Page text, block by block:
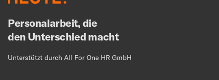
Personalarbeit, die
den Unterschied macht
Unterstützt durch All For One HR GmbH